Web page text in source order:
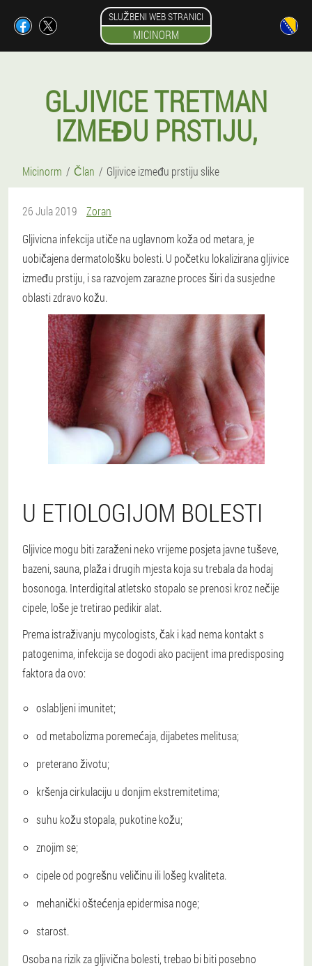
SLUŽBENI WEB STRANICI
MICINORM
GLJIVICE TRETMAN
IZMEĐU PRSTIJU,
Micinorm Član Gljivice između prstiju slike
26 Jula 2019
Zoran
Gljivicna infekcija utiče na uglavnom koža od metara, je
uobičajena dermatološku bolesti. U početku lokalizirana gljivice
između prstiju, i sa razvojem zarazne proces širi da susjedne
oblasti zdravo kožu.
U ETIOLOGIJOM BOLESTI
Gljivice mogu biti zaraženi neko vrijeme posjeta javne tuševe,
bazeni, sauna, plaža i drugih mjesta koja su trebala da hodaj
bosonoga. Interdigital atletsko stopalo se prenosi kroz nečije
cipele, loše je tretirao pedikir alat.
Prema istraživanju mycologists, čak i kad nema kontakt s
patogenima, infekcija se dogodi ako pacijent ima predisposing
faktora da ovo:
oslabljeni imunitet;
od metabolizma poremećaja, dijabetes melitusa;
preterano životu;
kršenja cirkulaciju u donjim ekstremitetima;
suhu kožu stopala, pukotine kožu;
znojim se;
cipele od pogrešnu veličinu ili lošeg kvaliteta.
mehanički oštećenja epidermisa noge;
starost.
Osoba na rizik za gljivična bolesti, trebao bi biti posebno